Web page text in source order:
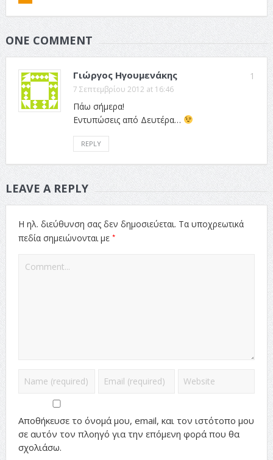
ONE COMMENT
1
Γιώργος Ηγουμενάκης
7 Σεπτεμβρίου 2012 at 16:46
Πάω σήμερα!
Εντυπώσεις από Δευτέρα…
REPLY
LEAVE A REPLY
Η ηλ. διεύθυνση σας δεν δημοσιεύεται. Τα υποχρεωτικά
πεδία σημειώνονται με *
Αποθήκευσε το όνομά μου, email, και τον ιστότοπο μου
σε αυτόν τον πλοηγό για την επόμενη φορά που θα
σχολιάσω.